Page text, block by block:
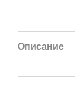
Описание